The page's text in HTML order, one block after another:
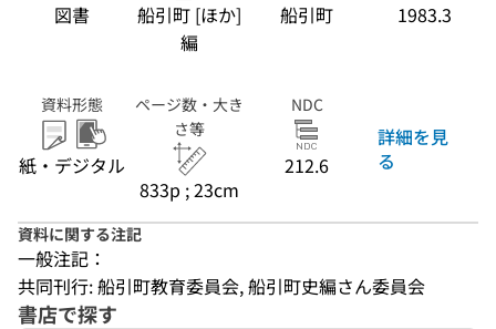
図書
船引町 [ほか]
編
船引町 1983.3
資料形態
紙・デジタル
ページ数・大き
さ等
833p ; 23cm
NDC
212.6
詳細を見
る
資料に関する注記
一般注記：
共同刊行: 船引町教育委員会, 船引町史編さん委員会
書店で探す